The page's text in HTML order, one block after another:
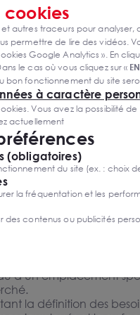
parkings dans
m²
an HT HC
de votre
étape du processus
préférez-vous un
coworking ou des
anticiper le
que vous
ainsi un revenu foncier
affiner votre
superficie dont vous
pour vos besoins.
dont
de
donc la rentabilité
à louer doit de ce
prendre en compte
à la surface et la
à un emplacement
la définition des
cookies
et autres traceurs pour
permettre de lire des vidéos.
Google Analytics ». En
le cas où vous cliquez sur «
bon fonctionnement du site
à caractère
Vous avez la possibilité
actuellement
(obligatoires)
du site (ex. : choix
la fréquentation et les
des contenus ou publicités